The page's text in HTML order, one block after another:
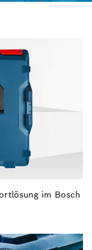
im Bosch